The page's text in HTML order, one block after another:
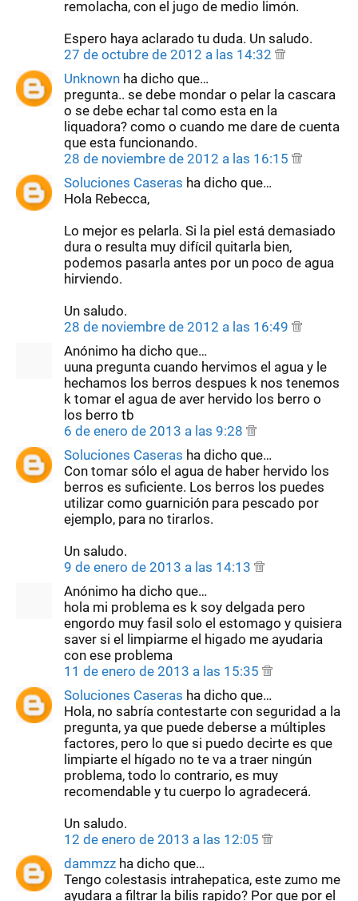
remolacha, con el jugo de medio limón.
Espero haya aclarado tu duda. Un saludo.
27 de octubre de 2012 a las 14:32
Unknown ha dicho que…
pregunta.. se debe mondar o pelar la cascara
o se debe echar tal como esta en la
liquadora? como o cuando me dare de cuenta
que esta funcionando.
28 de noviembre de 2012 a las 16:15
Soluciones Caseras ha dicho que…
Hola Rebecca,
Lo mejor es pelarla. Si la piel está demasiado
dura o resulta muy difícil quitarla bien,
podemos pasarla antes por un poco de agua
hirviendo.
Un saludo.
28 de noviembre de 2012 a las 16:49
Anónimo ha dicho que…
uuna pregunta cuando hervimos el agua y le
hechamos los berros despues k nos tenemos
k tomar el agua de aver hervido los berro o
los berro tb
6 de enero de 2013 a las 9:28
Soluciones Caseras ha dicho que…
Con tomar sólo el agua de haber hervido los
berros es suficiente. Los berros los puedes
utilizar como guarnición para pescado por
ejemplo, para no tirarlos.
Un saludo.
9 de enero de 2013 a las 14:13
Anónimo ha dicho que…
hola mi problema es k soy delgada pero
engordo muy fasil solo el estomago y quisiera
saver si el limpiarme el higado me ayudaria
con ese problema
11 de enero de 2013 a las 15:35
Soluciones Caseras ha dicho que…
Hola, no sabría contestarte con seguridad a la
pregunta, ya que puede deberse a múltiples
factores, pero lo que si puedo decirte es que
limpiarte el hígado no te va a traer ningún
problema, todo lo contrario, es muy
recomendable y tu cuerpo lo agradecerá.
Un saludo.
12 de enero de 2013 a las 12:05
dammzz ha dicho que…
Tengo colestasis intrahepatica, este zumo me
ayudara a filtrar la bilis rapido? Por que por el